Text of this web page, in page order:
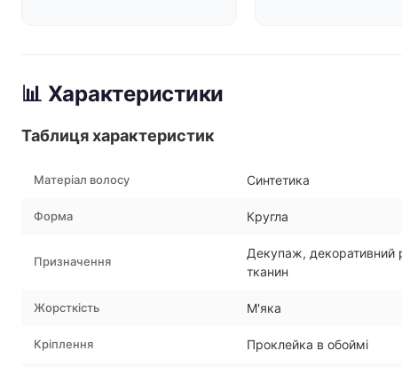
📊 Характеристики
Таблиця характеристик
Матеріал волосу Синтетика
Форма Кругла
Призначення
Декупаж, декоративний
тканин
Жорсткість М'яка
Кріплення Проклейка в обоймі